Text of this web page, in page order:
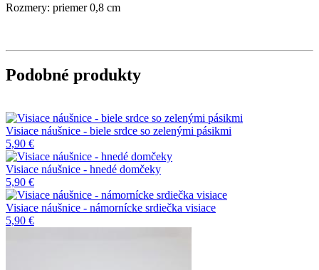
Rozmery: priemer 0,8 cm
Podobné produkty
Visiace náušnice - biele srdce so zelenými pásikmi
5,90 €
Visiace náušnice - hnedé domčeky
5,90 €
Visiace náušnice - námornícke srdiečka visiace
5,90 €